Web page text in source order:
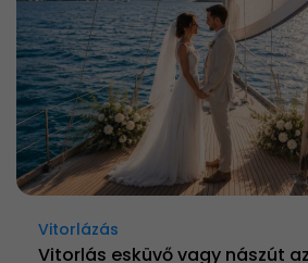
Vitorlázás
Vitorlás esküvő vagy nászút